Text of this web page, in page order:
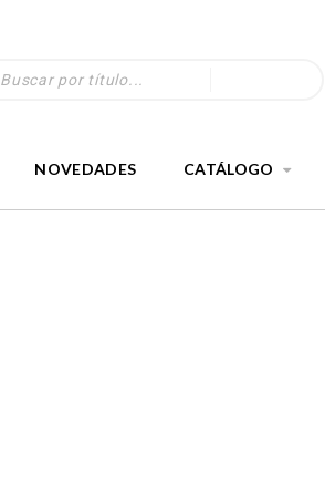
NOVEDADES CATÁLOGO